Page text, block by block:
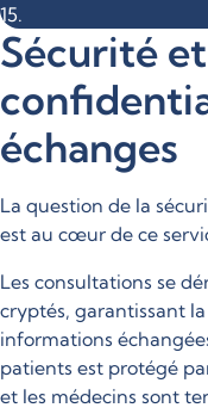
15.
Sécurité et
échanges
La question de la
est au cœur de ce
Les consultations se
cryptés, garantissant
informations
patients est protégé
et les médecins sont